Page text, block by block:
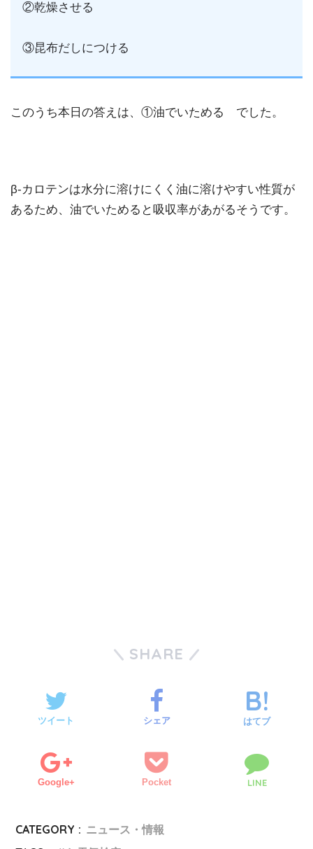
②乾燥させる
③昆布だしにつける
このうち本日の答えは、①油でいためる でした。
β-カロテンは水分に溶けにくく油に溶けやすい性質が
あるため、油でいためると吸収率があがるそうです。
SHARE
ツイート シェア はてブ
Google+ Pocket LINE
CATEGORY : ニュース・情報